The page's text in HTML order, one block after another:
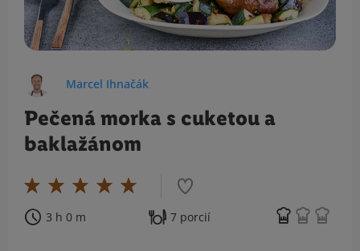
Marcel Ihnačák
Pečená morka s cuketou a
baklažánom
3 h 0 m 7 porcií